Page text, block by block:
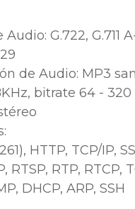
G.722, G.711
de Audio: MP3
bitrate 64 - 320
HTTP, TCP/IP,
RTSP, RTP, RTCP,
DHCP, ARP, SSH